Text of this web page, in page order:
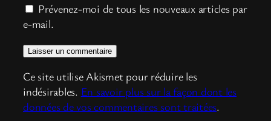
Prévenez-moi de tous les nouveaux articles par
e-mail.
Ce site utilise Akismet pour réduire les
indésirables. En savoir plus sur la façon dont les
données de vos commentaires sont traitées.